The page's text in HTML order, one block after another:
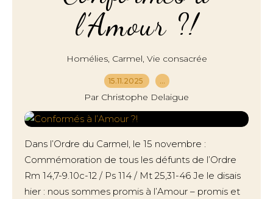
l’Amour ?!
Homélies, Carmel, Vie consacrée
15.11.2025 …
Par Christophe Delaigue
Dans l’Ordre du Carmel, le 15 novembre :
Commémoration de tous les défunts de l’Ordre
Rm 14,7-9.10c-12 / Ps 114 / Mt 25,31-46 Je le disais
hier : nous sommes promis à l’Amour – promis et